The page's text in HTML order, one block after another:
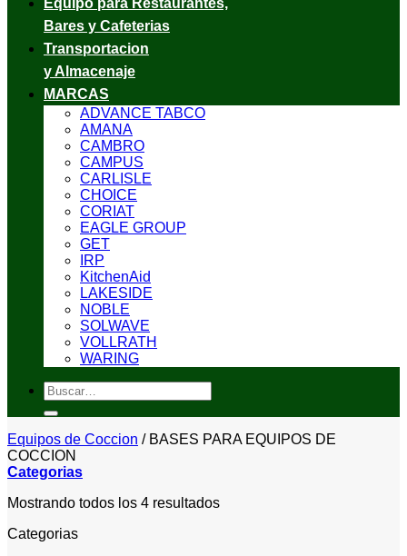
Equipo para Restaurantes,
Bares y Cafeterias
Transportacion
y Almacenaje
MARCAS
ADVANCE TABCO
AMANA
CAMBRO
CAMPUS
CARLISLE
CHOICE
CORIAT
EAGLE GROUP
GET
IRP
KitchenAid
LAKESIDE
NOBLE
SOLWAVE
VOLLRATH
WARING
Buscar
por:
Equipos de Coccion /BASES PARA EQUIPOS DE
COCCION
Categorias
Mostrando todos los 4 resultadosSorted
Categorias